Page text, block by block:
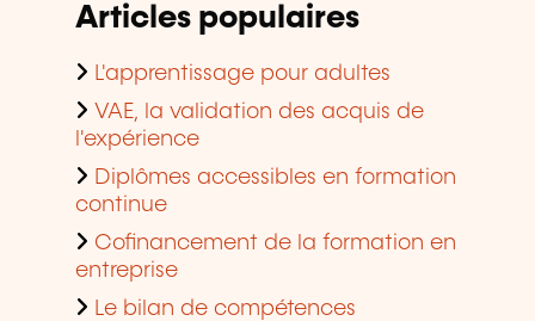
Articles populaires
L'apprentissage pour adultes
VAE, la validation des acquis de
l'expérience
Diplômes accessibles en formation
continue
Cofinancement de la formation en
entreprise
Le bilan de compétences